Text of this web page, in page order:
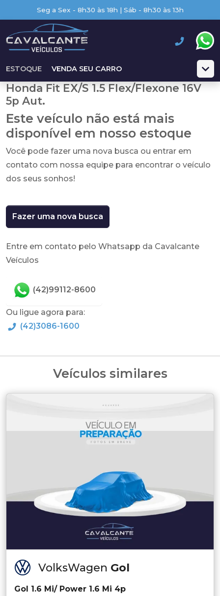
Seg a Sex - 8h30 às 18h | Sáb - 8h30 às 13h
ESTOQUE VENDA SEU CARRO
Honda Fit EX/S 1.5 Flex/Flexone 16V
5p Aut.
Este veículo não está mais
disponível em nosso estoque
Você pode fazer uma nova busca ou entrar em
contato com nossa equipe para encontrar o veículo
dos seus sonhos!
Fazer uma nova busca
Entre em contato pelo Whatsapp da Cavalcante
Veículos
(42)99112-8600
Ou ligue agora para:
(42)3086-1600
Veículos similares
VolksWagen Gol
Gol 1.6 Mi/ Power 1.6 Mi 4p